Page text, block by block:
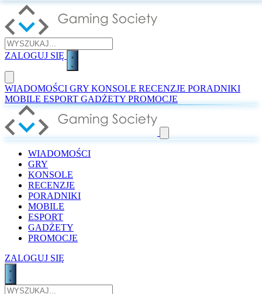
ZALOGUJ SIĘ
WIADOMOŚCI GRY KONSOLE RECENZJE PORADNIKI
MOBILE ESPORT GADŻETY PROMOCJE
WIADOMOŚCI
GRY
KONSOLE
RECENZJE
PORADNIKI
MOBILE
ESPORT
GADŻETY
PROMOCJE
ZALOGUJ SIĘ